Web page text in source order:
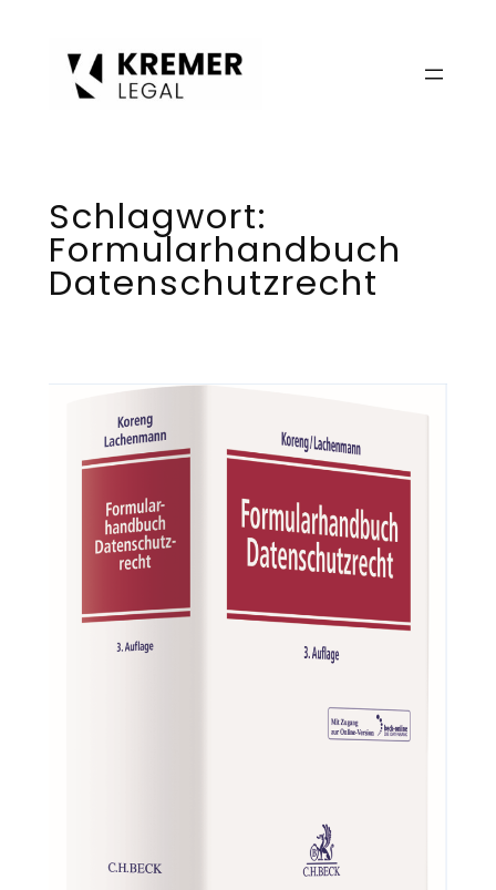
Schlagwort:
Formularhandbuch
Datenschutzrecht